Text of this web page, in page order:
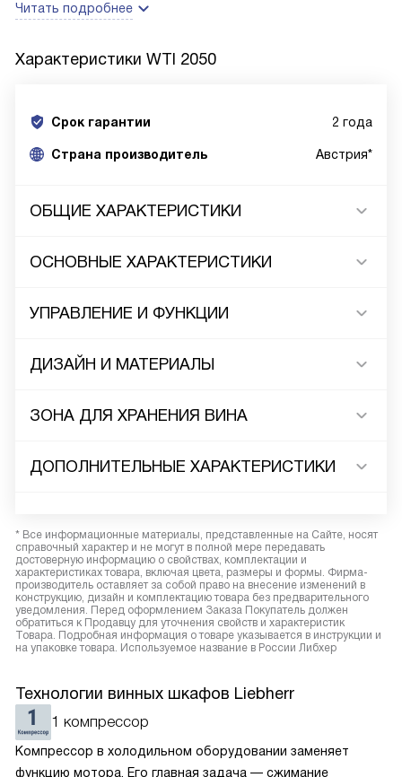
Читать подробнее
Характеристики WTI 2050
Срок гарантии 2 года
Cтрана производитель Австрия*
ОБЩИЕ ХАРАКТЕРИСТИКИ
ОСНОВНЫЕ ХАРАКТЕРИСТИКИ
УПРАВЛЕНИЕ И ФУНКЦИИ
ДИЗАЙН И МАТЕРИАЛЫ
ЗОНА ДЛЯ ХРАНЕНИЯ ВИНА
ДОПОЛНИТЕЛЬНЫЕ ХАРАКТЕРИСТИКИ
* Все информационные материалы, представленные на Сайте, носят
справочный характер и не могут в полной мере передавать
достоверную информацию о свойствах, комплектации и
характеристиках товара, включая цвета, размеры и формы. Фирма-
производитель оставляет за собой право на внесение изменений в
конструкцию, дизайн и комплектацию товара без предварительного
уведомления. Перед оформлением Заказа Покупатель должен
обратиться к Продавцу для уточнения свойств и характеристик
Товара. Подробная информация о товаре указывается в инструкции и
на упаковке товара. Используемое название в России Либхер
Технологии винных шкафов Liebherr
1 компрессор
Компрессор в холодильном оборудовании заменяет
функцию мотора. Его главная задача — сжимание